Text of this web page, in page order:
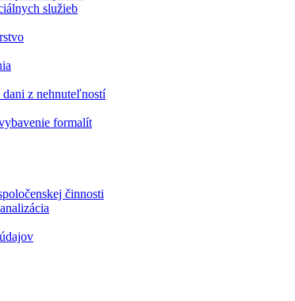
služieb
z nehnuteľností
formalít
činnosti